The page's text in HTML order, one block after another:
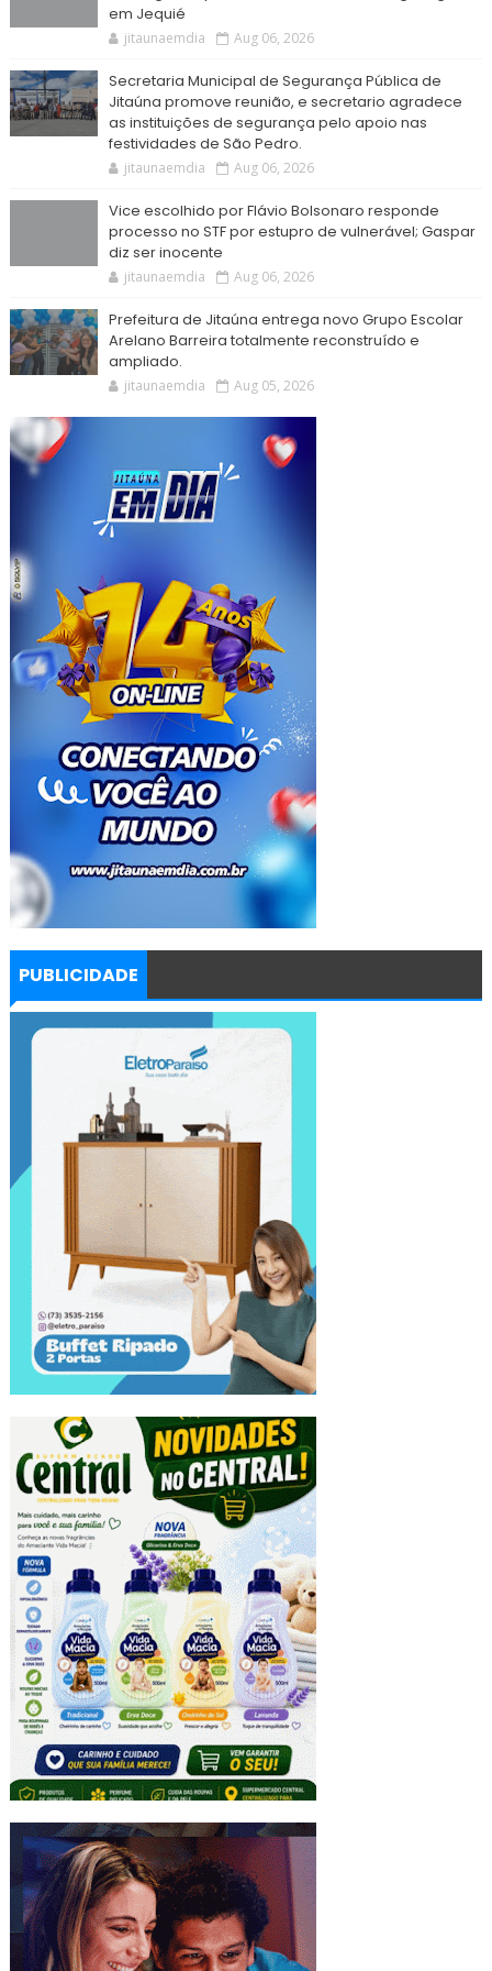
em Jequié
jitaunaemdia Aug 06, 2026
Secretaria Municipal de Segurança Pública de
Jitaúna promove reunião, e secretario agradece
as instituições de segurança pelo apoio nas
festividades de São Pedro.
jitaunaemdia Aug 06, 2026
Vice escolhido por Flávio Bolsonaro responde
processo no STF por estupro de vulnerável; Gaspar
diz ser inocente
jitaunaemdia Aug 06, 2026
Prefeitura de Jitaúna entrega novo Grupo Escolar
Arelano Barreira totalmente reconstruído e
ampliado.
jitaunaemdia Aug 05, 2026
PUBLICIDADE